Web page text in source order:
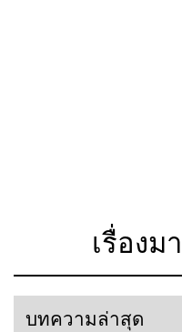
เรื่องม
บทความล่าสุด